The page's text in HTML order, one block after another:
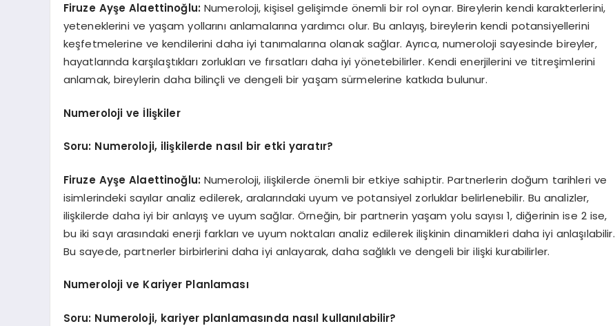
Firuze Ayşe Alaettinoğlu: Numeroloji, kişisel gelişimde önemli bir rol oynar. Bireylerin kendi karakterlerini,
yeteneklerini ve yaşam yollarını anlamalarına yardımcı olur. Bu anlayış, bireylerin kendi potansiyellerini
keşfetmelerine ve kendilerini daha iyi tanımalarına olanak sağlar. Ayrıca, numeroloji sayesinde bireyler,
hayatlarında karşılaştıkları zorlukları ve fırsatları daha iyi yönetebilirler. Kendi enerjilerini ve titreşimlerini
anlamak, bireylerin daha bilinçli ve dengeli bir yaşam sürmelerine katkıda bulunur.
Numeroloji ve İlişkiler
Soru: Numeroloji, ilişkilerde nasıl bir etki yaratır?
Firuze Ayşe Alaettinoğlu: Numeroloji, ilişkilerde önemli bir etkiye sahiptir. Partnerlerin doğum tarihleri ve
isimlerindeki sayılar analiz edilerek, aralarındaki uyum ve potansiyel zorluklar belirlenebilir. Bu analizler,
ilişkilerde daha iyi bir anlayış ve uyum sağlar. Örneğin, bir partnerin yaşam yolu sayısı 1, diğerinin ise 2 ise,
bu iki sayı arasındaki enerji farkları ve uyum noktaları analiz edilerek ilişkinin dinamikleri daha iyi anlaşılabilir.
Bu sayede, partnerler birbirlerini daha iyi anlayarak, daha sağlıklı ve dengeli bir ilişki kurabilirler.
Numeroloji ve Kariyer Planlaması
Soru: Numeroloji, kariyer planlamasında nasıl kullanılabilir?